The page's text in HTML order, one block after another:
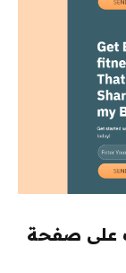
على صفحة